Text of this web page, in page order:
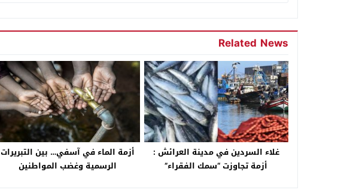
Related News
غلاء السردين في مدينة العرائش :
أزمة تجاوزت “سمك الفقراء”
أزمة الماء في آسفي… بين التبريرات
الرسمية وغضب المواطنين